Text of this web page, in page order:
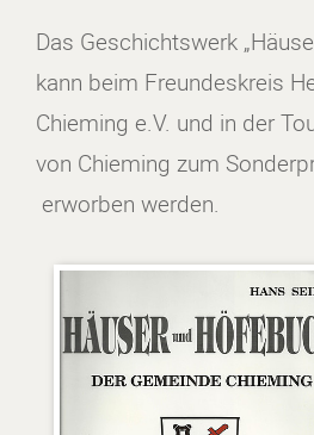
Das Geschichtswerk
kann beim Freundeskreis
Chieming e.V. und in der
von Chieming zum
erworben werden.